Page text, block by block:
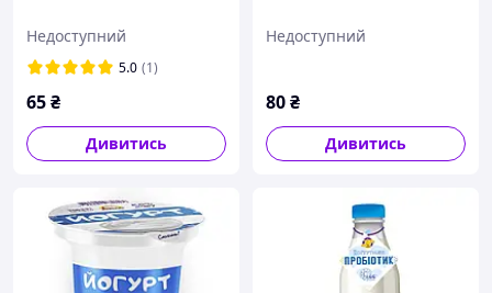
Недоступний
5.0 (1)
65₴
Дивитись
Недоступний
80₴
Дивитись